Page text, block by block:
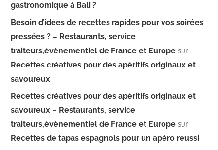
gastronomique à Bali ?
Besoin d’idées de recettes rapides pour vos soirées
pressées ? – Restaurants, service
traiteurs,évènementiel de France et Europe sur
Recettes créatives pour des apéritifs originaux et
savoureux
Recettes créatives pour des apéritifs originaux et
savoureux – Restaurants, service
traiteurs,évènementiel de France et Europe sur
Recettes de tapas espagnols pour un apéro réussi